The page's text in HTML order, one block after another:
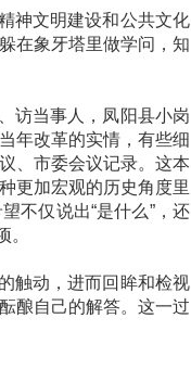
神文明建设和公共文化
在象牙塔里做学问，知
当事人，凤阳县小岗
年改革的实情，有些细
、市委会议记录。这本
更加宏观的历史角度里
不仅说出“是什么”，还
。
触动，进而回眸和检视
酿自己的解答。这一过